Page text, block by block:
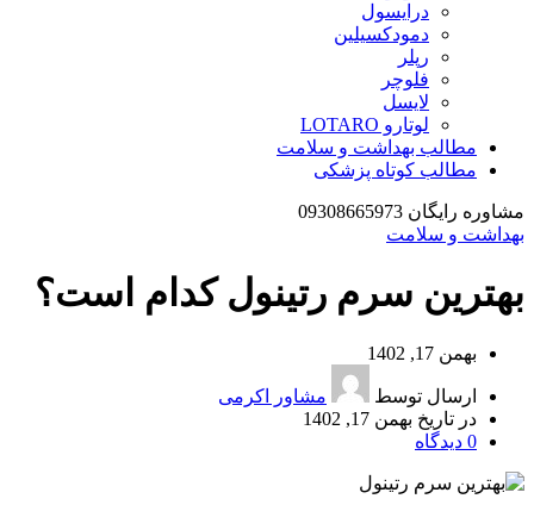
درایسول
دمودکسیلین
رپلر
فلوچر
لایسل
لوتارو LOTARO
مطالب بهداشت و سلامت
مطالب کوتاه پزشکی
مشاوره رایگان 09308665973
بهداشت و سلامت
بهترین سرم رتینول کدام است؟
بهمن 17, 1402
ارسال توسط
مشاور اکرمی
در تاریخ بهمن 17, 1402
0 دیدگاه